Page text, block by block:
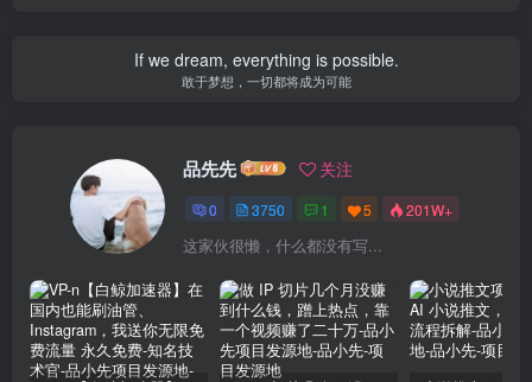
If we dream, everything is possible.
敢于梦想，一切都将成为可能
品先先 关注
0 3750 1 5 201W+
这家伙很懒，什么都没有写...